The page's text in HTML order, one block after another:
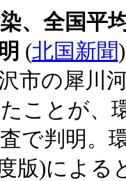
、全国平
(北国新聞)
市の犀川
ことが、
で判明。
版)による